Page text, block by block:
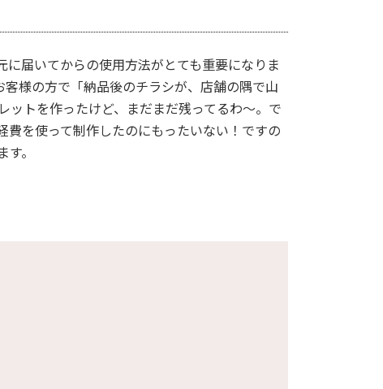
届いてからの使用方法がとても重要になりま
様の方で「納品後のチラシが、店舗の隅で山
トを作ったけど、まだまだ残ってるわ〜。で
を使って制作したのにもったいない！ですの
。